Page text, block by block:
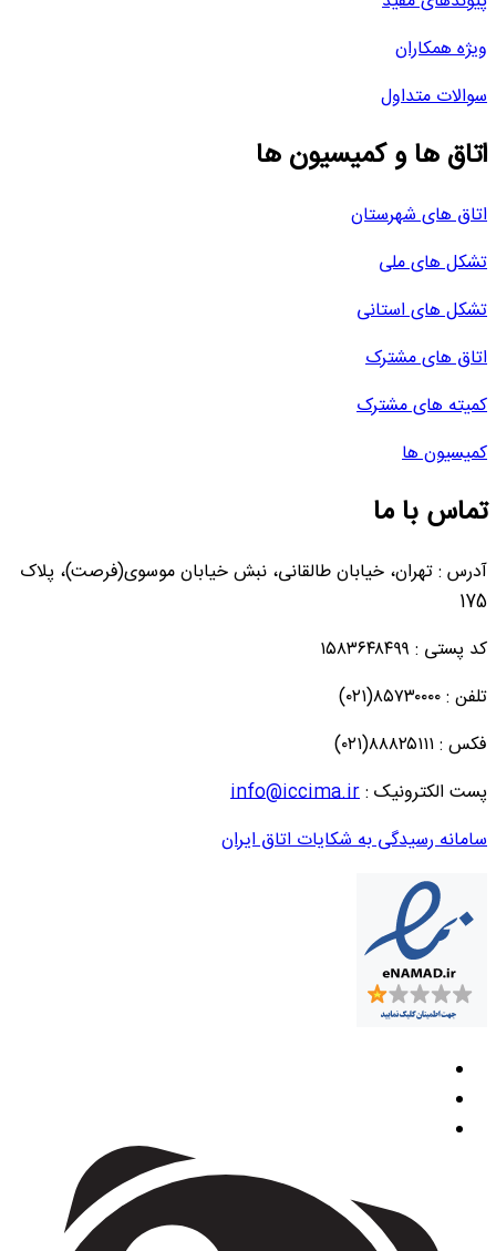
ویژه همکاران
سوالات متداول
اتاق ها و کمیسیون ها
اتاق های شهرستان
تشکل های ملی
تشکل های استانی
اتاق های مشترک
کمیته های مشترک
کمیسیون ها
تماس با ما
آدرس : تهران، خیابان طالقانی، نبش خیابان موسوی(فرصت)، پلاک
175
کد پستی : ۱۵۸۳۶۴۸۴۹۹
تلفن : ۸۵۷۳۰۰۰۰(۰۲۱)
فکس : ۸۸۸۲۵۱۱۱(۰۲۱)
پست الکترونیک :info@iccima.ir
سامانه رسیدگی به شکایات اتاق ایران